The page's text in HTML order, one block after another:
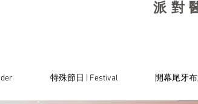
派對
特殊節日 | Festival 開幕尾牙